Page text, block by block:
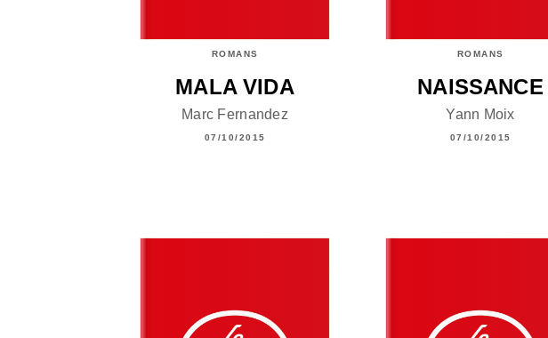
ROMANS
MALA VIDA
Marc Fernandez
07/10/2015
ROMANS
NAISSANCE
Yann Moix
07/10/2015